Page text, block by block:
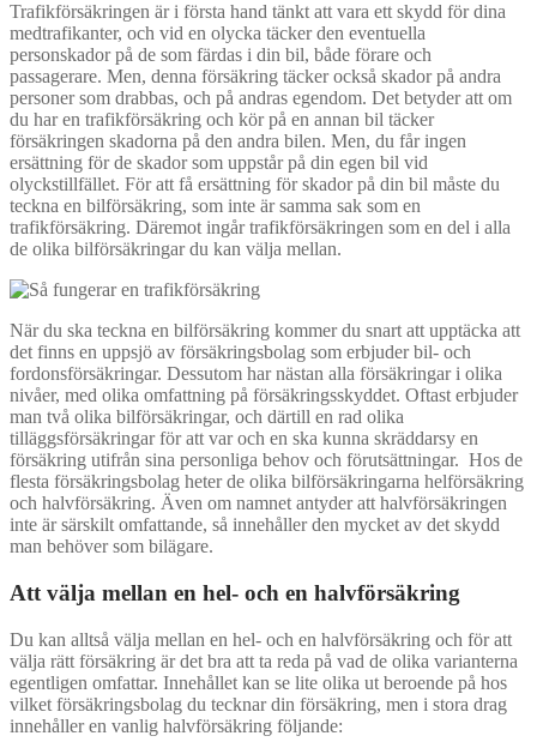
Trafikförsäkringen är i första hand tänkt att vara ett skydd för dina
medtrafikanter, och vid en olycka täcker den eventuella
personskador på de som färdas i din bil, både förare och
passagerare. Men, denna försäkring täcker också skador på andra
personer som drabbas, och på andras egendom. Det betyder att om
du har en trafikförsäkring och kör på en annan bil täcker
försäkringen skadorna på den andra bilen. Men, du får ingen
ersättning för de skador som uppstår på din egen bil vid
olyckstillfället. För att få ersättning för skador på din bil måste du
teckna en bilförsäkring, som inte är samma sak som en
trafikförsäkring. Däremot ingår trafikförsäkringen som en del i alla
de olika bilförsäkringar du kan välja mellan.
När du ska teckna en bilförsäkring kommer du snart att upptäcka att
det finns en uppsjö av försäkringsbolag som erbjuder bil- och
fordonsförsäkringar. Dessutom har nästan alla försäkringar i olika
nivåer, med olika omfattning på försäkringsskyddet. Oftast erbjuder
man två olika bilförsäkringar, och därtill en rad olika
tilläggsförsäkringar för att var och en ska kunna skräddarsy en
försäkring utifrån sina personliga behov och förutsättningar. Hos de
flesta försäkringsbolag heter de olika bilförsäkringarna helförsäkring
och halvförsäkring. Även om namnet antyder att halvförsäkringen
inte är särskilt omfattande, så innehåller den mycket av det skydd
man behöver som bilägare.
Att välja mellan en hel- och en halvförsäkring
Du kan alltså välja mellan en hel- och en halvförsäkring och för att
välja rätt försäkring är det bra att ta reda på vad de olika varianterna
egentligen omfattar. Innehållet kan se lite olika ut beroende på hos
vilket försäkringsbolag du tecknar din försäkring, men i stora drag
innehåller en vanlig halvförsäkring följande: